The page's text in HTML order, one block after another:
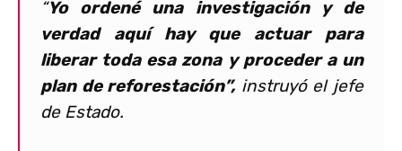
“Yo ordené una investigación y de
verdad aquí hay que actuar para
liberar toda esa zona y proceder a un
plan de reforestación”, instruyó el jefe
de Estado.